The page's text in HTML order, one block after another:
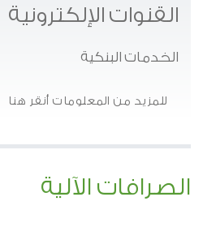
القنوات الإلكترونية
الخدمات البنكية
للمزيد من المعلومات أنقر هنا
الصرافات الآلية